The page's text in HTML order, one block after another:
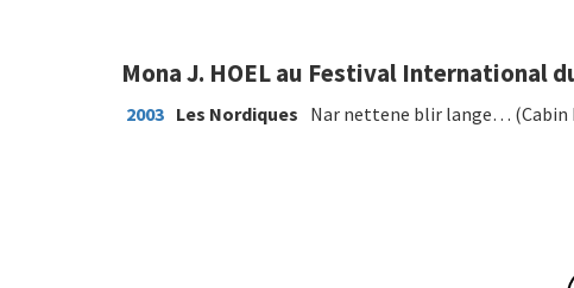
Mona J. HOEL au Festival International
2003 Les Nordiques Nar nettene blir lange… (Cabin